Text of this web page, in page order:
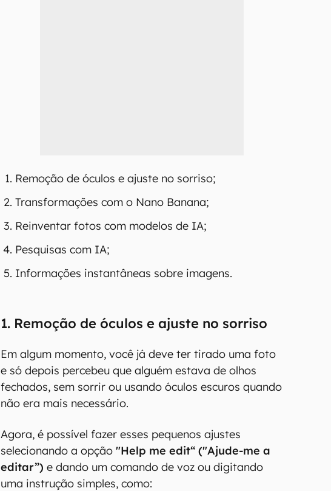
Remoção de óculos e ajuste no sorriso;
Transformações com o Nano Banana;
Reinventar fotos com modelos de IA;
Pesquisas com IA;
Informações instantâneas sobre imagens.
1. Remoção de óculos e ajuste no sorriso
Em algum momento, você já deve ter tirado uma foto
e só depois percebeu que alguém estava de olhos
fechados, sem sorrir ou usando óculos escuros quando
não era mais necessário.
Agora, é possível fazer esses pequenos ajustes
selecionando a opção"Help me edit“ ("Ajude-me a
editar”) e dando um comando de voz ou digitando
uma instrução simples, como: